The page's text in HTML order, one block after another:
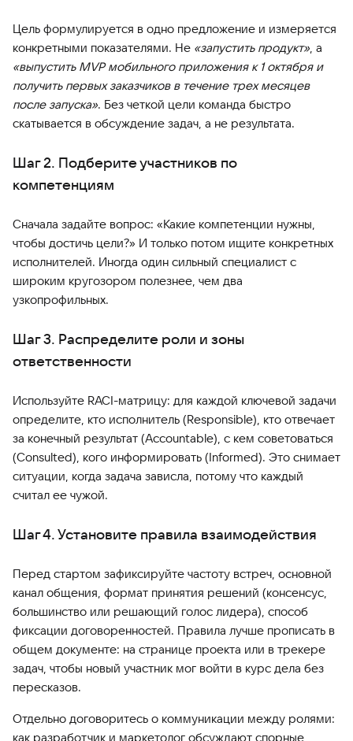
Цель формулируется в одно предложение и измеряется
конкретными показателями. Не «запустить продукт», а
«выпустить MVP мобильного приложения к 1 октября и
получить первых заказчиков в течение трех месяцев
после запуска». Без четкой цели команда быстро
скатывается в обсуждение задач, а не результата.
Шаг 2. Подберите участников по
компетенциям
Сначала задайте вопрос: «Какие компетенции нужны,
чтобы достичь цели?» И только потом ищите конкретных
исполнителей. Иногда один сильный специалист с
широким кругозором полезнее, чем два
узкопрофильных.
Шаг 3. Распределите роли и зоны
ответственности
Используйте RACI-матрицу: для каждой ключевой задачи
определите, кто исполнитель (Responsible), кто отвечает
за конечный результат (Accountable), с кем советоваться
(Consulted), кого информировать (Informed). Это снимает
ситуации, когда задача зависла, потому что каждый
считал ее чужой.
Шаг 4. Установите правила взаимодействия
Перед стартом зафиксируйте частоту встреч, основной
канал общения, формат принятия решений (консенсус,
большинство или решающий голос лидера), способ
фиксации договоренностей. Правила лучше прописать в
общем документе: на странице проекта или в трекере
задач, чтобы новый участник мог войти в курс дела без
пересказов.
Отдельно договоритесь о коммуникации между ролями:
как разработчик и маркетолог обсуждают спорные